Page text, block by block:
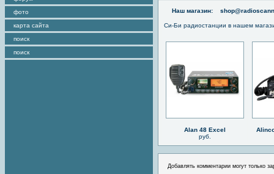
фото
карта сайта
поиск
поиск
Наш магазин:
Си-Би радиостанции в нашем
Alan 48 Excel
руб.
Добавлять комментарии могут только